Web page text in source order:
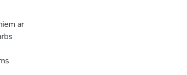
ar